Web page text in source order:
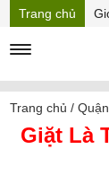
Trang chủ
Trang chủ /
Giặt Là